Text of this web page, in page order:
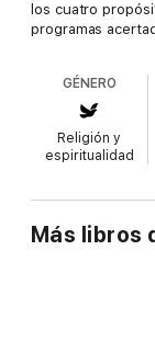
los cuatro
programas
queremos invadir"
GÉNERO
Religión y
espiritualidad
Más libros